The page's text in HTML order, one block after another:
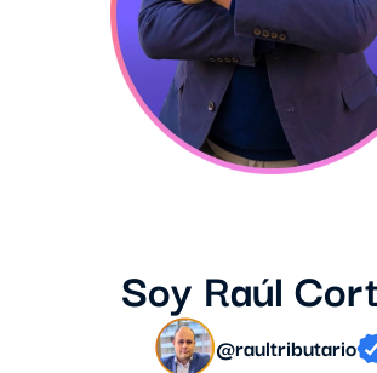
Soy Raúl
@raultributario